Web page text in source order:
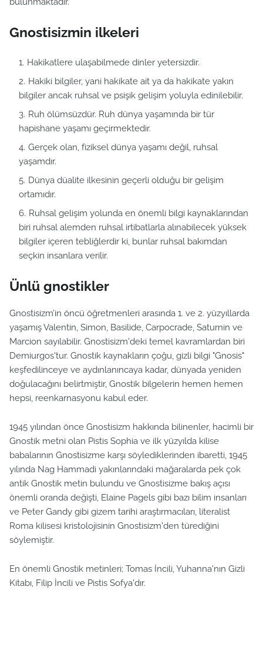
Gnostisizmin ilkeleri
Hakikatlere ulaşabilmede dinler yetersizdir.
Hakiki bilgiler, yani hakikate ait ya da hakikate yakın
bilgiler ancak ruhsal ve psişik gelişim yoluyla edinilebilir.
Ruh ölümsüzdür. Ruh dünya yaşamında bir tür
hapishane yaşamı geçirmektedir.
Gerçek olan, fiziksel dünya yaşamı değil, ruhsal
yaşamdır.
Dünya düalite ilkesinin geçerli olduğu bir gelişim
ortamıdır.
Ruhsal gelişim yolunda en önemli bilgi kaynaklarından
biri ruhsal alemden ruhsal irtibatlarla alınabilecek yüksek
bilgiler içeren tebliğlerdir ki, bunlar ruhsal bakımdan
seçkin insanlara verilir.
Ünlü gnostikler
Gnostisizm’in öncü öğretmenleri arasında 1. ve 2. yüzyıllarda
yaşamış Valentin, Simon, Basilide, Carpocrade, Saturnin ve
Marcion sayılabilir. Gnostisizm'deki temel kavramlardan biri
Demiurgos'tur. Gnostik kaynakların çoğu, gizli bilgi "Gnosis"
keşfedilinceye ve aydınlanıncaya kadar, dünyada yeniden
doğulacağını belirtmiştir, Gnostik bilgelerin hemen hemen
hepsi, reenkarnasyonu kabul eder.
1945 yılından önce Gnostisizm hakkında bilinenler, hacimli bir
Gnostik metni olan Pistis Sophia ve ilk yüzyılda kilise
babalarının Gnostisizme karşı söylediklerinden ibaretti, 1945
yılında Nag Hammadi yakınlarındaki mağaralarda pek çok
antik Gnostik metin bulundu ve Gnostisizme bakış açısı
önemli oranda değişti, Elaine Pagels gibi bazı bilim insanları
ve Peter Gandy gibi gizem tarihi araştırmacıları, literalist
Roma kilisesi kristolojisinin Gnostisizm'den türediğini
söylemiştir.
En önemli Gnostik metinleri; Tomas İncili, Yuhanna'nın Gizli
Kitabı, Filip İncili ve Pistis Sofya'dır.